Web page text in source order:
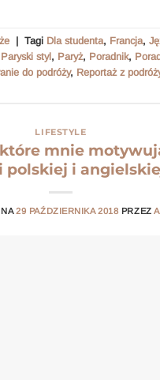
| Tagi Dla studenta, Francja,
Paryski styl, Paryż, Poradnik,
do podróży, Reportaż z
LIFESTYLE
mnie
polskiej i
NA29 PAŹDZIERNIKA 2018 PRZEZ